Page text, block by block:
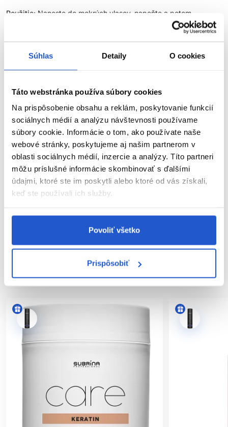
Súhlas Detaily O cookies
Táto webstránka používa súbory cookies
Na prispôsobenie obsahu a reklám, poskytovanie funkcií
sociálnych médií a analýzu návštevnosti používame
súbory cookie. Informácie o tom, ako používate naše
webové stránky, poskytujeme aj našim partnerom v
oblasti sociálnych médií, inzercie a analýzy. Títo partneri
môžu príslušné informácie skombinovať s ďalšími
údajmi, ktoré ste im poskytli alebo ktoré od vás získali,
keď ste používali ich služby.
Povoliť všetko
Prispôsobiť
Použitie: Naneste do mokrých vlasov, napeňte a potom
dôkladne opláchnite. Ide o profesionálny kadernícky produkt,
ktorý umýva vlasy a vlasovú pokožku už pri prvom umývaní.
Rada odborníka:
Bežný rast vlasov je okolo 1 cm za mesiac,
O rade:
Na zdravých vlasoch má svoj podiel aj zdravá pokožka
hlavy. Vhodným šetrným ošetrením môžete predísť iritácii či
lupovitosti vlasovej pokožky. Pokiaľ však také obdobie nastane,
je na mieste zmeniť aspoň na istý čas vašu starostlivosť, aby bol
problém pokožky vyriešený, čo možno najskôr. Rad Scalp
ponúka škálu produktov na rýchle a efektívne riešenie na
vrátenie rovnováhy vlasovej pokožky.
Parametre